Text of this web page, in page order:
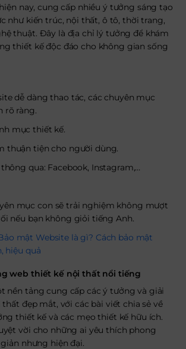
nay, cung cấp nhiều ý tưởng sáng tạo
như kiến trúc, nội thất, ô tô, thời trang,
thuật. Đây là địa chỉ lý tưởng để khám
thiết kế độc đáo cho không gian sống
dễ dàng thao tác, các chuyên mục
rõ ràng.
mục thiết kế.
thuận tiện cho người dùng.
qua: Facebook, Instagram,…
mục con sẽ trải nghiệm không mượt
nếu bạn không giỏi tiếng Anh.
mật Website là gì? Cách bảo mật
hiệu quả
web thiết kế nội thất nổi tiếng
nền tảng cung cấp các ý tưởng và giải
đẹp mắt, với các bài viết chia sẻ về
thiết kế và các mẹo thiết kế hữu ích.
vời cho những ai yêu thích phong
nhưng hiện đại.